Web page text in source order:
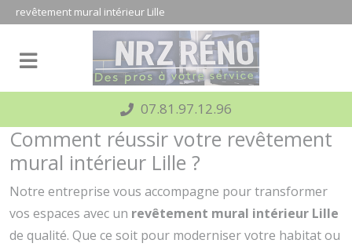
revêtement mural intérieur Lille
07.81.97.12.96
Comment réussir votre revêtement
mural intérieur Lille ?
Notre entreprise vous accompagne pour transformer
vos espaces avec un revêtement mural intérieur Lille
de qualité. Que ce soit pour moderniser votre habitat ou
Panneau de gestion des cookies